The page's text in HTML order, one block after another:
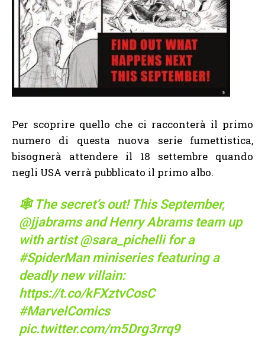
Per scoprire quello che ci racconterà il primo
numero di questa nuova serie fumettistica,
bisognerà attendere il 18 settembre quando
negli USA verrà pubblicato il primo albo.
🕸️ The secret’s out! This September,
@jjabramsand Henry Abrams team up
with artist@sara_pichellifor a
#SpiderManminiseries featuring a
deadly new villain:
https://t.co/kFXztvCosC
#MarvelComics
pic.twitter.com/m5Drg3rrq9